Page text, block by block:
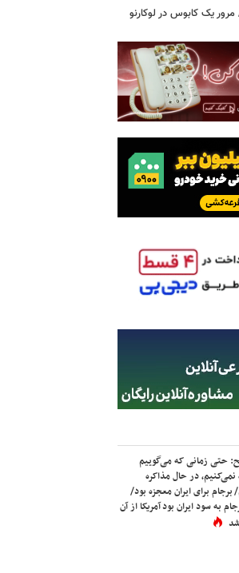
مرور یک کابوس در لوکارنو
حتی زمانی که می‌گوییم
نمی‌کنیم، در حال مذاکره
برای ایران معجزه بود/
به سود ایران بود آمریکا از آن